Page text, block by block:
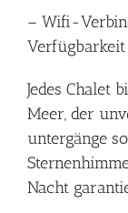
– Wifi-
Jedes Chalet
Meer, der
untergänge
Nacht